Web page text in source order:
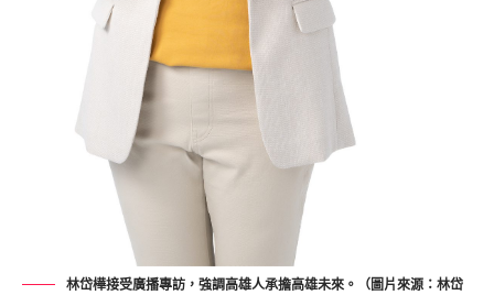
林岱樺接受廣播專訪，強調高雄人承擔高雄未來。（圖片來源：林岱